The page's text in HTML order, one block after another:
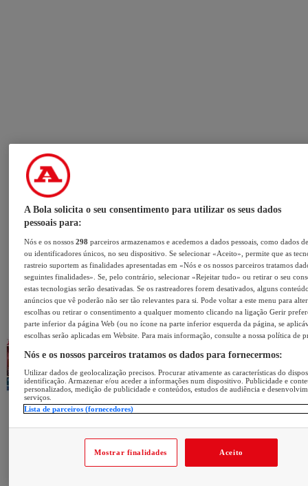
A Bola solicita o seu consentimento para utilizar os seus dados
pessoais para:
Nós e os nossos298 parceiros armazenamos e acedemos a dados pessoais, como dados
ou identificadores únicos, no seu dispositivo. Se selecionar «Aceito», permite que as
rastreio suportem as finalidades apresentadas em «Nós e os nossos parceiros tratamos
seguintes finalidades». Se, pelo contrário, selecionar «Rejeitar tudo» ou retirar o seu
estas tecnologias serão desativadas. Se os rastreadores forem desativados, alguns
anúncios que vê poderão não ser tão relevantes para si. Pode voltar a este menu para
escolhas ou retirar o consentimento a qualquer momento clicando na ligação Gerir
parte inferior da página Web (ou no ícone na parte inferior esquerda da página, se
escolhas serão aplicadas em Website. Para mais informação, consulte a nossa política de
Nós e os nossos parceiros tratamos os dados para fornecermos:
Utilizar dados de geolocalização precisos. Procurar ativamente as características do
identificação. Armazenar e/ou aceder a informações num dispositivo. Publicidade e
personalizados, medição de publicidade e conteúdos, estudos de audiência e
serviços.
Lista de parceiros (fornecedores)
Mostrar finalidades Aceito